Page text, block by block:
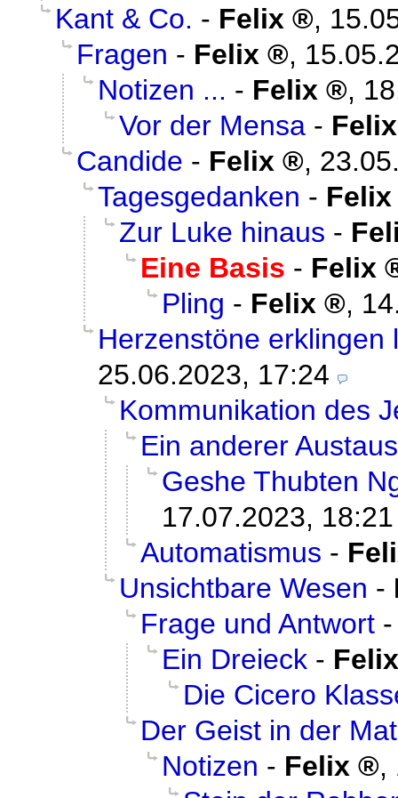
Kant & Co. - Felix ,
Fragen - Felix ,
Notizen ... - Felix ,
Vor der Mensa - Felix
Candide - Felix ,
Tagesgedanken - Felix
Zur Luke hinaus -
Eine Basis - Felix
Pling - Felix ,
Herzenstöne erklingen
25.06.2023, 17:24
Kommunikation des
Ein anderer
Geshe Thubten
17.07.2023, 18:21
Automatismus -
Unsichtbare Wesen -
Frage und Antwort
Ein Dreieck - Felix
Die Cicero
Der Geist in der
Notizen - Felix ,